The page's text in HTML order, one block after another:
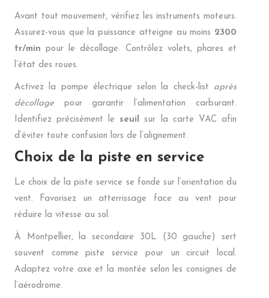
Avant tout mouvement, vérifiez les instruments moteurs.
Assurez-vous que la puissance atteigne au moins 2300
tr/min pour le décollage. Contrôlez volets, phares et
l’état des roues.
Activez la pompe électrique selon la check-list après
décollagepour garantir l’alimentation carburant.
Identifiez précisément le seuil sur la carte VAC afin
d’éviter toute confusion lors de l’alignement.
Choix de la piste en service
Le choix de la piste service se fonde sur l’orientation du
vent. Favorisez un atterrissage face au vent pour
réduire la vitesse au sol.
À Montpellier, la secondaire 30L (30 gauche) sert
souvent comme piste service pour un circuit local.
Adaptez votre axe et la montée selon les consignes de
l’aérodrome.